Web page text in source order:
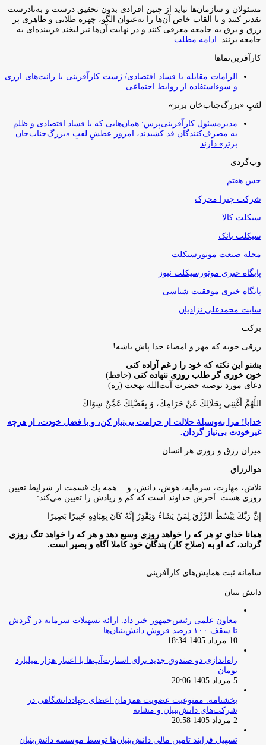
مسئولان و سازمان‌ها نباید از چنین افرادی بدون تحقیق درست و به‌نادرست
تقدیر کنند و با القاب خاص آ‌ن‌ها را به‌عنوان الگو، چهره طلایی و ظاهری پر
زرق و برق به جامعه معرفی کنند و در نهایت آن‌ها نیز لبخند فریبنده‌ای به
جامعه بزنند. ادامه مطلب
کارآفرین‌نماها
الزامات مقابله با فساد اقتصادی/ ژست کارآفرینی با رانت‌های ارزی
و سوءاستفاده از روابط اجتماعی
لقبِ «بزرگ‌جناب‌خان برتر»
مدیرمسئول کارآفرینی‌پرس: همان‌هایی که با فساد اقتصادی و ظلم
به مصرف‌کنندگان قد کشیدند، امروز عطشِ لقبِ «بزرگ‌جناب‌خان
برتر» دارند
وب‌گردی
حس هفتم
شرکت چترا محرک
سیکلت کالا
سیکلت بانک
مجله صنعت موتورسیکلت
پایگاه خبری موتورسیکلت نیوز
پایگاه خبری موفقیت شناسی
سایت محمدعلی نژادیان
برکت
رزقی خوبه كه مهر و امضاء خدا پاش باشه!
بشنو این نکته که خود را ز غم آزاده کنی
خون خوری گر طلب روزی ننهاده کنی (حافظ)
دعای مورد توصیه حضرت آیت‌الله بهجت (ره)
اللَّهُمَّ أَغْنِنِي بِحَلَالِكَ عَنْ حَرَامِكَ، وَ بِفَضْلِكَ عَمَّنْ سِوَاكَ‏.
خدایا! مرا به‌وسیلۀ حلالت از حرامت بی‌نیاز کن، و با فضل خودت، از هرچه
غیرخودت بی‌نیاز گردان.
میزان رزق و روزی هر انسان
هوالرزاق
تلاش، مهارت، سرمايه، هوش، دانش، و… همه يك قسمت از شرايط تعيين
روزى هست. آخرش خداوند است كه كم و زيادش را تعيين مى‌كند:
إِنَّ رَبَّكَ يَبْسُطُ الرِّزْقَ لِمَنْ يَشَاءُ وَيَقْدِرُ إِنَّهُ كَانَ بِعِبَادِهِ خَبِيرًا بَصِيرًا
همانا خدای تو هر که را خواهد روزی وسیع دهد و هر که را خواهد تنگ روزی
گرداند، که او به (صلاح کار) بندگان خود کاملا آگاه و بصیر است.
سامانه ثبت همایش‌های کارآفرینی
دانش‌ بنیان‌
معاون علمی رئیس‌جمهور خبر داد: ارائه تسهیلات سرمایه در گردش
تا سقف ۱۰۰ درصد فروش دانش‌بنیان‌ها
10 مرداد 1405 18:34
راه‌اندازی دو صندوق جدید برای استارت‌آپ‌ها با اعتبار هزار میلیارد
تومان
5 مرداد 1405 20:06
بخشنامه: ممنوعیت عضویت همزمان اعضای جهاددانشگاهی در
شرکت‌های دانش‌بنیان و مشابه
2 مرداد 1405 20:58
تسهیل فرایند تامین مالی دانش‌بنیان‌ها توسط موسسه دانش‌بنیان